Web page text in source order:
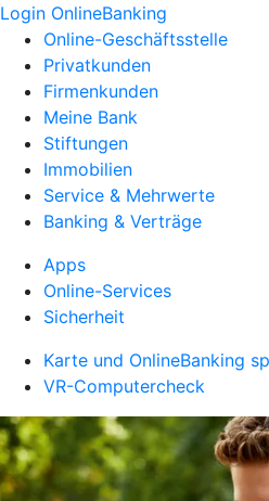
Login OnlineBanking
Online-Geschäftsstelle
Privatkunden
Firmenkunden
Meine Bank
Stiftungen
Immobilien
Service & Mehrwerte
Banking & Verträge
Apps
Online-Services
Sicherheit
Karte und OnlineBanking
VR-Computercheck